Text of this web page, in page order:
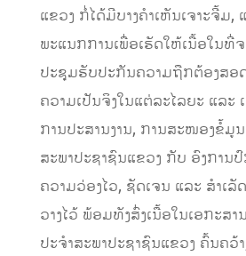
ແຂວງ ກໍ່ໄດ້ມີບາງຄໍາເຫັນເຈາະຈີ້ມ
ພະແນກການເພື່ອເຮັດໃຫ້ເນື້ອໃນທີ່ຈ
ປະຊຸມຮັບປະກັນຄວາມຖືກຕ້ອງສອ
ຄວາມເປັນຈິງໃນແຕ່ລະໄລຍະ ແລະ
ການປະສານງານ, ການສະໜອງຂໍ້ມູ
ສະພາປະຊາຊົນແຂວງ ກັບ ອົງການ
ຄວາມວ່ອງໄວ, ຊັດເຈນ ແລະ ສຳເ
ວາງໄວ້ ພ້ອມທັງສົ່ງເນື້ອໃນເອກະສາ
ປະຈຳສະພາປະຊາຊົນແຂວງ ຄົ້ນຄວ້